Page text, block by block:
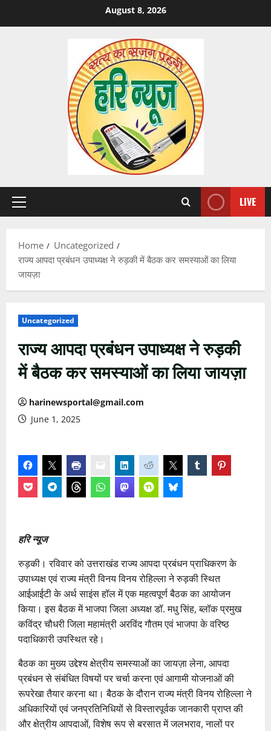
August 8, 2026
Primary
LIVE
Home
Uncategorized
राज्य आपदा प्रबंधन उपाध्यक्ष ने रुड़की में बैठक कर समस्याओं का लिया
जायज़ा
Uncategorized
राज्य आपदा प्रबंधन उपाध्यक्ष ने रुड़की
में बैठक कर समस्याओं का लिया जायज़ा
harinewsportal@gmail.com
June 1, 2025
हरि न्यूज
रुड़की। रविवार को उत्तराखंड राज्य आपदा प्रबंधन प्राधिकरण के
उपाध्यक्ष एवं राज्य मंत्री विनय विनय रोहिल्ला ने रुड़की स्थित
आईआईटी के अर्थ साइंस हॉल में एक महत्वपूर्ण बैठक का आयोजन
किया। इस बैठक में भाजपा जिला अध्यक्ष डॉ. मधु सिंह, ब्लॉक प्रमुख
कविंद्र चौधरी जिला महामंत्री अरविंद गौतम एवं भाजपा के वरिष्ठ
पदाधिकारी उपस्थित रहे।
बैठक का मुख्य उद्देश्य क्षेत्रीय समस्याओं का जायज़ा लेना, आपदा
प्रबंधन से संबंधित विषयों पर चर्चा करना एवं आगामी योजनाओं की
रूपरेखा तैयार करना था। बैठक के दौरान राज्य मंत्री विनय रोहिल्ला ने
अधिकारियों एवं जनप्रतिनिधियों से विस्तारपूर्वक जानकारी प्राप्त की
और क्षेत्रीय आपदाओं, विशेष रूप से बरसात में जलभराव, नालों पर